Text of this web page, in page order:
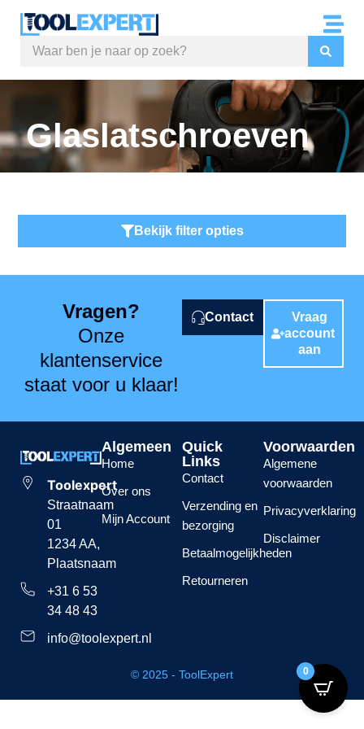
Glaslatschroeven
Bekijk filter opties
Vragen?
Onze
klantenservice
staat voor u klaar!
Contact
Vraag
account
aan
Toolexpert
Straatnaam
01
1234 AA,
Plaatsnaam
+31 6 53
34 48 43
info@toolexpert.nl
Algemeen
Home
Over ons
Mijn Account
Quick
Links
Contact
Verzending en
bezorging
Betaalmogelijkheden
Retourneren
Voorwaarden
Algemene
voorwaarden
Privacyverklaring
Disclaimer
© 2025 - ToolExpert 0